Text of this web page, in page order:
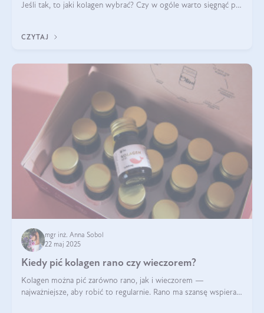
Jeśli tak, to jaki kolagen wybrać? Czy w ogóle warto sięgnąć po
CZYTAJ
mgr inż. Anna Sobol
22 maj 2025
Kiedy pić kolagen rano czy wieczorem?
Kolagen można pić zarówno rano, jak i wieczorem —
najważniejsze, aby robić to regularnie. Rano ma szansę wspierać